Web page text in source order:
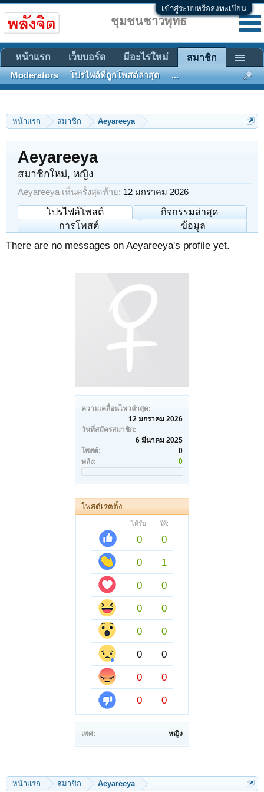
เข้าสู่ระบบหรือลงทะเบียน
หน้าแรก สมาชิก Aeyareeya
ความเคลื่อนไหวล่าสุด:
12 มกราคม 2026
วันที่สมัครสมาชิก:
6 มีนาคม 2025
โพสต์:
0
พลัง:
0
โพสต์เรตติ้ง
ได้รับ: ให้:
0
0
0
1
0
0
0
0
0
0
0
0
0
0
0
0
เพศ: หญิง
Aeyareeya
สมาชิกใหม่, หญิง
Aeyareeya เห็นครั้งสุดท้าย: 12 มกราคม 2026
โปรไฟล์โพสต์
กิจกรรมล่าสุด
การโพสต์
ข้อมูล
There are no messages on Aeyareeya's profile yet.
หน้าแรก สมาชิก Aeyareeya
ชุมชนชาวพุทธ
หน้าแรก เว็บบอร์ด มีอะไรใหม่ สมาชิก
Moderators โปรไฟล์ที่ถูกโพสต์ล่าสุด ...